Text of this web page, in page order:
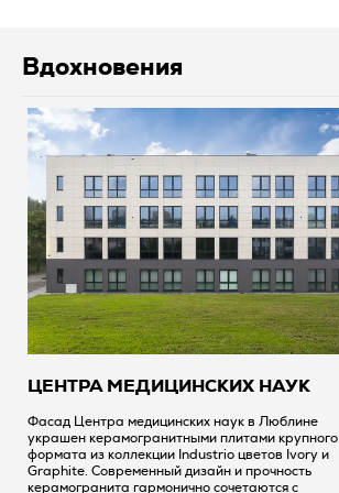
Вдохновения
ЦЕНТРА МЕДИЦИНСКИХ НАУК
Фасад Центра медицинских наук в Люблине
украшен керамогранитными плитами крупного
формата из коллекции Industrio цветов Ivory и
Graphite. Современный дизайн и прочность
керамогранита гармонично сочетаются с